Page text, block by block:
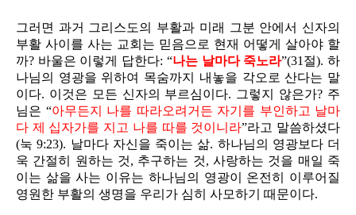
그러면 과거 그리스도의 부활과 미래 그분 안에서 신자의
부활 사이를 사는 교회는 믿음으로 현재 어떻게 살아야 할
까? 바울은 이렇게 답한다: “나는 날마다 죽노라”(31절). 하
나님의 영광을 위하여 목숨까지 내놓을 각오로 산다는 말
이다. 이것은 모든 신자의 부르심이다. 그렇지 않은가? 주
님은 “아무든지 나를 따라오려거든 자기를 부인하고 날마
다 제 십자가를 지고 나를 따를 것이니라”라고 말씀하셨다
(눅 9:23). 날마다 자신을 죽이는 삶. 하나님의 영광보다 더
욱 간절히 원하는 것, 추구하는 것, 사랑하는 것을 매일 죽
이는 삶을 사는 이유는 하나님의 영광이 온전히 이루어질
영원한 부활의 생명을 우리가 심히 사모하기 때문이다.